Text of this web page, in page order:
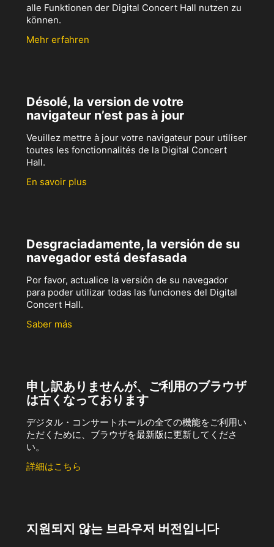
alle Funktionen der Digital Concert Hall nutzen zu
können.
Mehr erfahren
Désolé, la version de votre
navigateur n’est pas à jour
Veuillez mettre à jour votre navigateur pour utiliser
toutes les fonctionnalités de la Digital Concert
Hall.
En savoir plus
Desgraciadamente, la versión de su
navegador está desfasada
Por favor, actualice la versión de su navegador
para poder utilizar todas las funciones del Digital
Concert Hall.
Saber más
申し訳ありませんが、ご利用のブラウザ
は古くなっております
デジタル・コンサートホールの全ての機能をご利用い
ただくために、ブラウザを最新版に更新してくださ
い。
詳細はこちら
지원되지 않는 브라우저 버전입니다